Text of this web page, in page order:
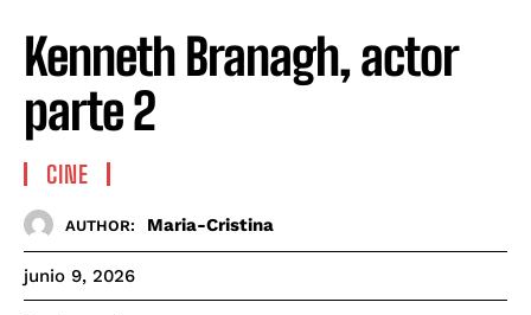
Kenneth Branagh, actor
parte 2
CINE
AUTHOR: Maria-Cristina
junio 9, 2026